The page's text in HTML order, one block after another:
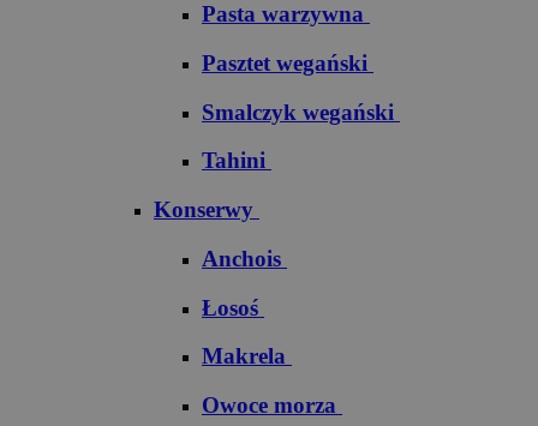
Pasta warzywna
Pasztet wegański
Smalczyk wegański
Tahini
Konserwy
Anchois
Łosoś
Makrela
Owoce morza